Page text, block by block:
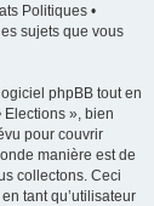
Politiques •
sujets que vous
phpBB tout en
Elections », bien
pour couvrir
manière est de
collectons. Ceci
tant qu’utilisateur